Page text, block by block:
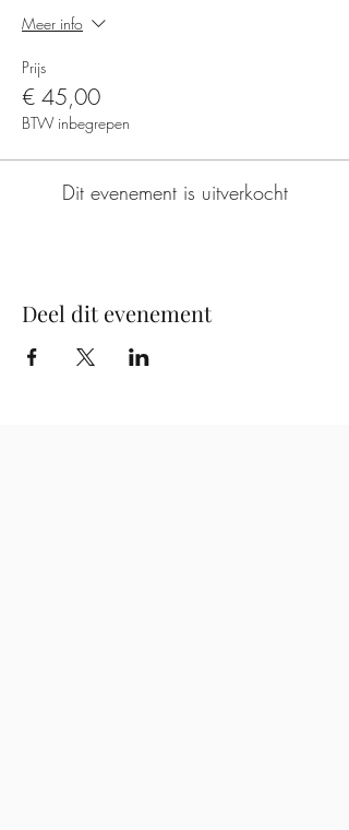
Meer info
Prijs
€ 45,00
BTW inbegrepen
Dit evenement is uitverkocht
Deel dit evenement